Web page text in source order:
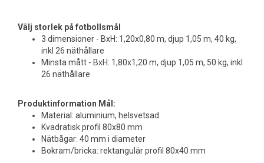
Välj storlek på fotbollsmål
3 dimensioner - BxH: 1,20x0,80 m, djup 1,05 m, 40 kg,
inkl 26 näthållare
Minsta mått - BxH: 1,80x1,20 m, djup 1,05 m, 50 kg, inkl
26 näthållare
Produktinformation Mål:
Material: aluminium, helsvetsad
Kvadratisk profil 80x80 mm
Nätbågar: 40 mm i diameter
Bokram/bricka: rektangulär profil 80x40 mm